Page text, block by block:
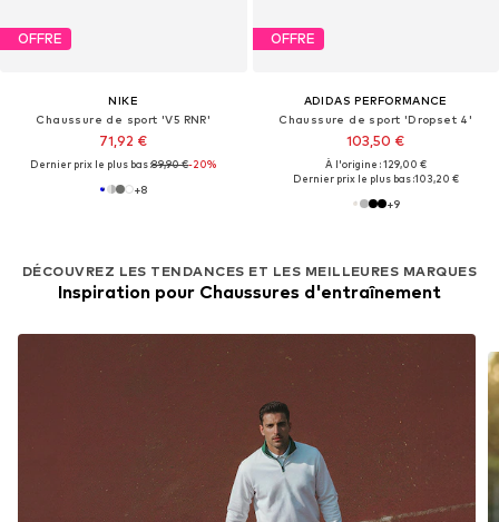
OFFRE
NIKE
Chaussure de sport 'V5 RNR'
71,92 €
Dernier prix le plus bas :89,90 €-20%
+8
OFFRE
ADIDAS PERFORMANCE
Chaussure de sport 'Dropset 4'
103,50 €
À l'origine : 129,00 €
Dernier prix le plus bas :103,20 €
+9
DÉCOUVREZ LES TENDANCES ET LES MEILLEURES MARQUES
Inspiration pour Chaussures d'entraînement